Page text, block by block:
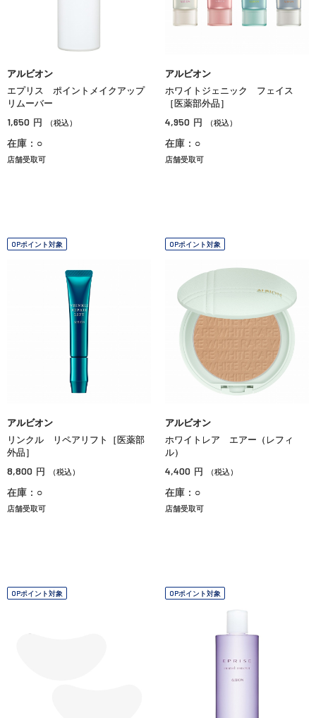
アルビオン
エプリス ポイントメイクアップ
リムーバー
1,650 円 （税込）
在庫：○
店舗受取可
アルビオン
ホワイトジェニック フェイス
［医薬部外品］
4,950 円 （税込）
在庫：○
店舗受取可
OPポイント対象
アルビオン
リンクル リペアリフト［医薬部
外品］
8,800 円 （税込）
在庫：○
店舗受取可
OPポイント対象
アルビオン
ホワイトレア エアー（レフィ
ル）
4,400 円 （税込）
在庫：○
店舗受取可
OPポイント対象 OPポイント対象